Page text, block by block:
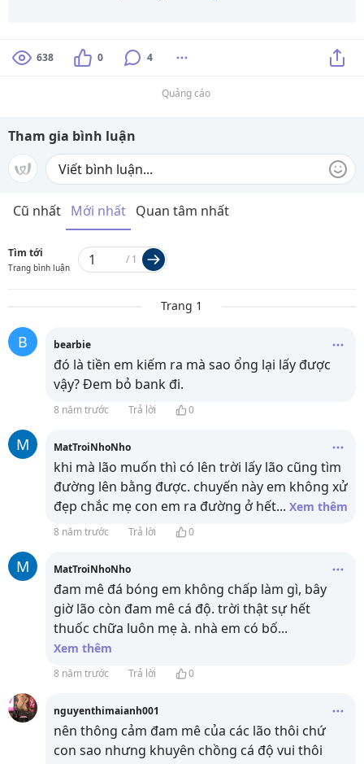
638 0 4
Quảng cáo
Tham gia bình luận
Cũ nhất Mới nhất Quan tâm nhất
Tìm tới
Trang bình luận
/ 1
Trang 1
B bearbie
đó là tiền em kiếm ra mà sao ổng lại lấy được
vậy? Đem bỏ bank đi.
8 năm trước Trả lời 0
M MatTroiNhoNho
khi mà lão muốn thì có lên trời lấy lão cũng tìm
đường lên bằng được. chuyến này em không xử
đẹp chắc mẹ con em ra đường ở hết... Xem thêm
8 năm trước Trả lời 0
M MatTroiNhoNho
đam mê đá bóng em không chấp làm gì, bây
giờ lão còn đam mê cá độ. trời thật sự hết
thuốc chữa luôn mẹ à. nhà em có bố...
Xem thêm
8 năm trước Trả lời 0
nguyenthimaianh001
nên thông cảm đam mê của các lão thôi chứ
con sao nhưng khuyên chồng cá độ vui thôi